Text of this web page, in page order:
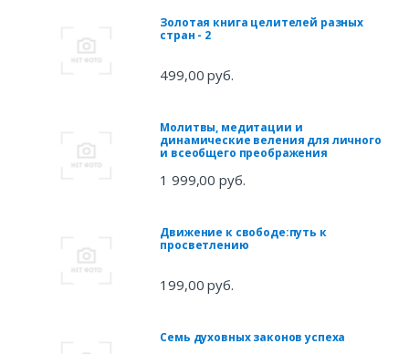
Золотая книга целителей разных
стран - 2
499,00 руб.
Молитвы, медитации и
динамические веления для личного
и всеобщего преображения
1 999,00 руб.
Движение к свободе:путь к
просветлению
199,00 руб.
Семь духовных законов успеха